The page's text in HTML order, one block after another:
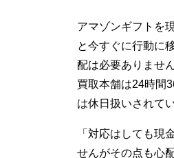
アマゾンギフトを
と今すぐに行動に
配は必要ありません
買取本舗は24時間
は休日扱いされて
「対応はしても現
せんがその点も心